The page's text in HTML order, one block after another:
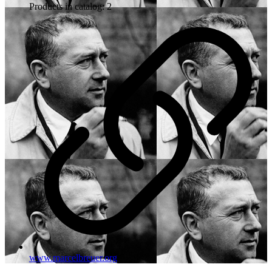
Products in catalog: 2
www.marcelbreuer.org